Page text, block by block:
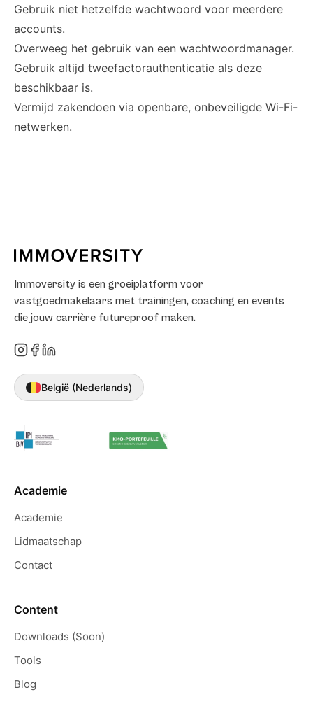
Gebruik niet hetzelfde wachtwoord voor meerdere
accounts.
Overweeg het gebruik van een wachtwoordmanager.
Gebruik altijd tweefactorauthenticatie als deze
beschikbaar is.
Vermijd zakendoen via openbare, onbeveiligde Wi-Fi-
netwerken.
Immoversity is een groeiplatform voor
vastgoedmakelaars met trainingen, coaching en events
die jouw carrière futureproof maken.
België (Nederlands)
Academie
Academie
Lidmaatschap
Contact
Content
Downloads (Soon)
Tools
Blog